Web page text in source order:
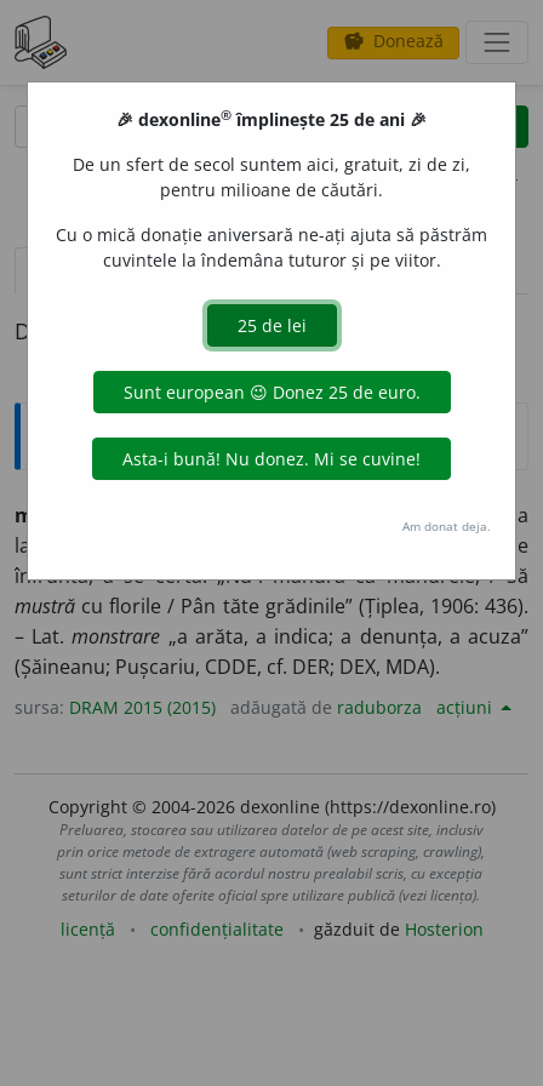
savings Donează
clear
opțiuni
definiții (1) pronunțievolume_up (1)
Definiția cu ID-ul 951717:
Arhaisme și regionalisme
mustr
vb. tranz., refl. – 1. A certa, a dojeni. 2. A se lua
la întrecere (Papahagi, 1925; D. Pop, 1970). 3. A se
înfrunta, a se certa: „Nu-i mândră ca mândrele, / Să
mustră cu florile / Pân tăte grădinile” (Țiplea, 1906: 436).
– Lat.monstrare „a arăta, a indica; a denunța, a acuza”
(Șăineanu; Pușcariu, CDDE, cf. DER; DEX, MDA).
sursa: DRAM 2015 (2015) adăugată de raduborza acțiuni
Copyright © 2004-2026 dexonline (https://dexonline.ro)
Preluarea, stocarea sau utilizarea datelor de pe acest site, inclusiv
prin orice metode de extragere automată (web scraping, crawling),
sunt strict interzise fără acordul nostru prealabil scris, cu excepția
seturilor de date oferite oficial spre utilizare publică (vezi licența).
licență confidențialitate găzduit de Hosterion
🎉 dexonline® împlinește 25 de ani 🎉
De un sfert de secol suntem aici, gratuit, zi de zi,
pentru milioane de căutări.
Cu o mică donație aniversară ne-ați ajuta să păstrăm
cuvintele la îndemâna tuturor și pe viitor.
Am donat deja.